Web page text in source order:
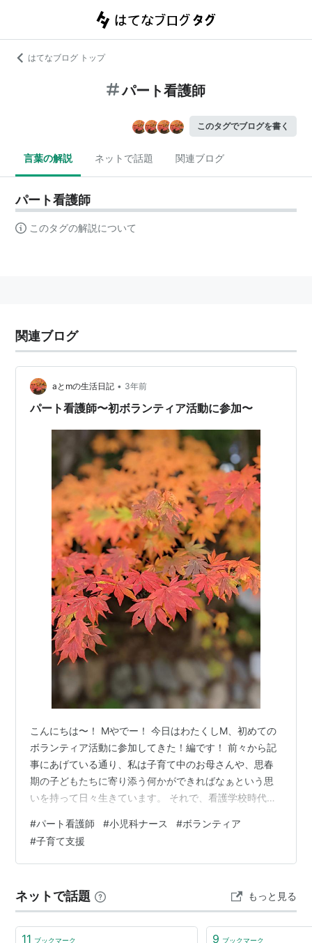
はてなブログ トップ
パート看護師
このタグでブログを書く
言葉の解説 ネットで話題 関連ブログ
パート看護師
このタグの解説について
関連ブログ
aとmの生活日記 • 3年前
パート看護師〜初ボランティア活動に参加〜
こんにちは〜！ Mやでー！ 今日はわたくしM、初めての
ボランティア活動に参加してきた！編です！ 前々から記
事にあげている通り、私は子育て中のお母さんや、思春
期の子どもたちに寄り添う何かができればなぁという思
いを持って日々生きています。 それで、看護学校時代の
と知り、今回一緒に同行させてもらうことができまし
た。 市の主催の子育て広場で行われている会で、今回は
講師を招いての講演会を見学。 時々お母さんたちとおし
てもらった感想 赤ちゃん。かわうぃ〜い❤ もう自分の子
供が大きくなってきて忘れてました…
#パート看護師 #小児科ナース #ボランティア
#子育て支援
ネットで話題 もっと見る
11 ブックマーク 9 ブックマーク